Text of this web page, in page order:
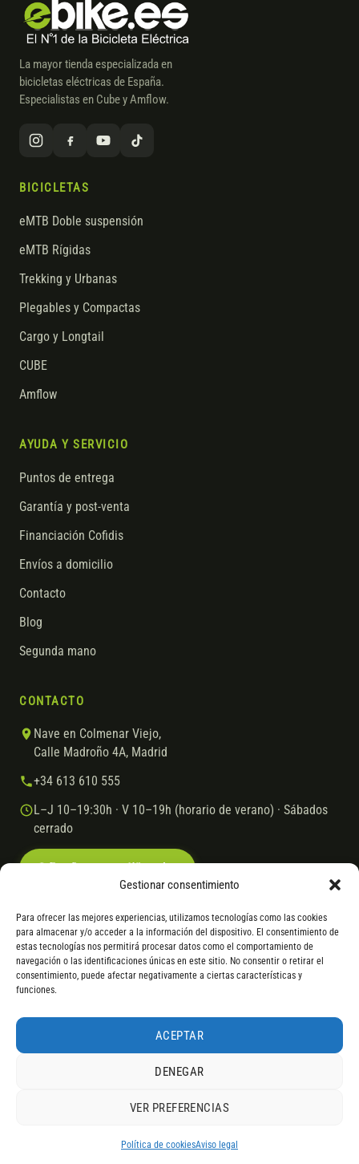
Gestionar consentimiento
Para ofrecer las mejores experiencias, utilizamos tecnologías como las cookies
para almacenar y/o acceder a la información del dispositivo. El consentimiento de
estas tecnologías nos permitirá procesar datos como el comportamiento de
navegación o las identificaciones únicas en este sitio. No consentir o retirar el
consentimiento, puede afectar negativamente a ciertas características y
funciones.
ACEPTAR
DENEGAR
VER PREFERENCIAS
Política de cookiesAviso legal
La mayor tienda especializada en
bicicletas eléctricas de España.
Especialistas en Cube y Amflow.
BICICLETAS
eMTB Doble suspensión
eMTB Rígidas
Trekking y Urbanas
Plegables y Compactas
Cargo y Longtail
CUBE
Amflow
AYUDA Y SERVICIO
Puntos de entrega
Garantía y post-venta
Financiación Cofidis
Envíos a domicilio
Contacto
Blog
Segunda mano
CONTACTO
Nave en Colmenar Viejo,
Calle Madroño 4A, Madrid
+34 613 610 555
L–J 10–19:30h · V 10–19h (horario de verano) · Sábados
cerrado
© 2026 Ebike.esAviso legal Política de cookies
VISA Mastercard Transferencia Cofidis
Gasto de apertura: 4% hasta 18 meses y 7% a 24 meses. Consulta
* Los modelos con entrega inmediata se envían 24 h laborables tras el
servir el producto, se devuelve el importe sin coste. La información de
por otros equivalentes o superiores.RESEÑAS DE